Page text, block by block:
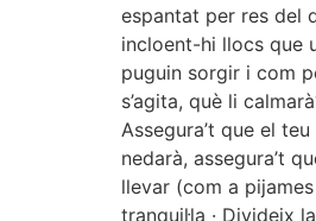
espantat per res del
incloent-hi llocs que
puguin sorgir i com
s’agita, què li
Assegura’t que el
nedarà, assegura’t
llevar (com a
tranquil·la · Divideix